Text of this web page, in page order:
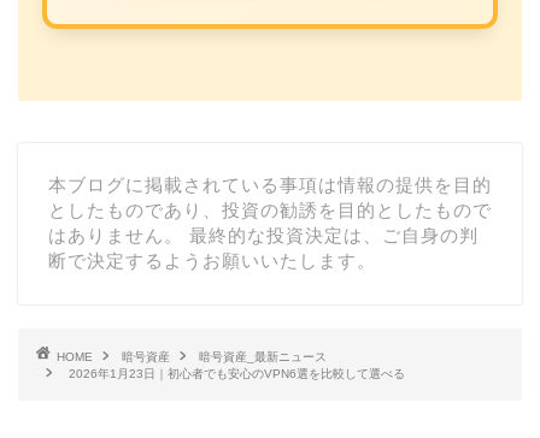
本ブログに掲載されている事項は情報の提供を目的
としたものであり、投資の勧誘を目的としたもので
はありません。 最終的な投資決定は、ご自身の判
断で決定するようお願いいたします。
HOME 暗号資産
暗号資産_最新ニュース
2026年1月23日｜初心者でも安心のVPN6選を比較して選べる